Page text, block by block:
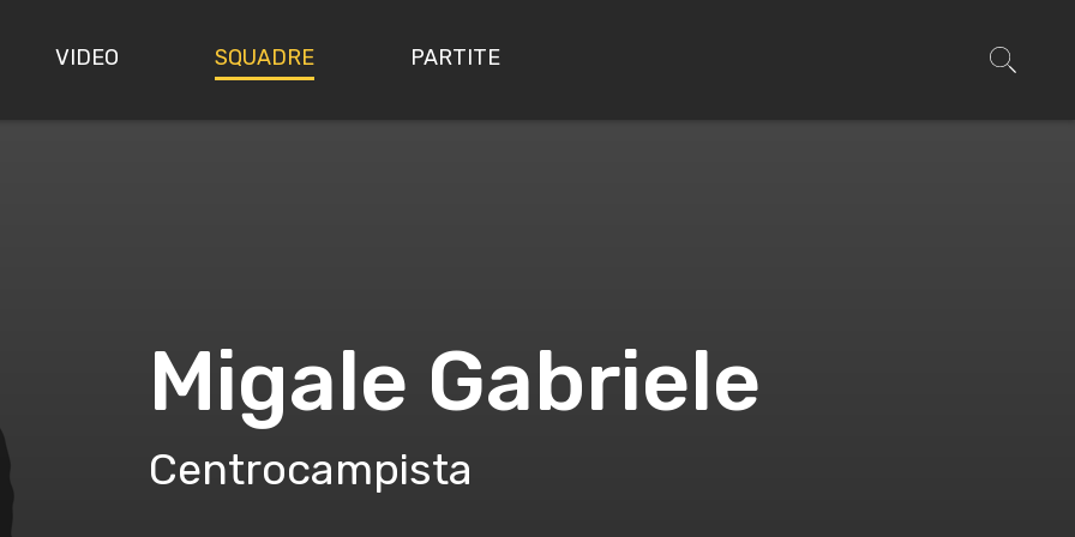
VIDEO SQUADRE PARTITE
Migale Gabriele
Centrocampista